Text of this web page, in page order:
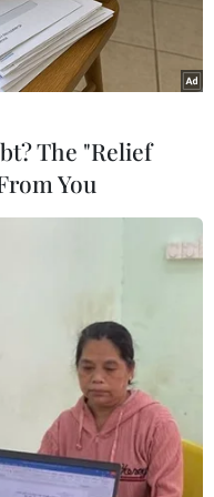
19 tại Perth. (Ảnh:
Chính phủ
ngừa COVID-
giữa tháng 4/2021
này đang đẩy
The "Relief
You